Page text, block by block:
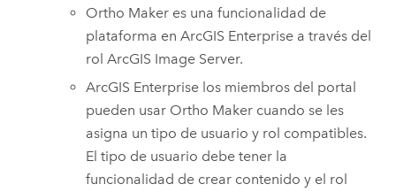
Ortho Maker es una funcionalidad de
plataforma enArcGIS Enterprise a través del
rolArcGIS Image Server.
ArcGIS Enterprise los miembros del portal
pueden usar Ortho Maker cuando se les
asigna un tipo de usuario y rol compatibles.
El tipo de usuario debe tener la
funcionalidad de crear contenido y el rol